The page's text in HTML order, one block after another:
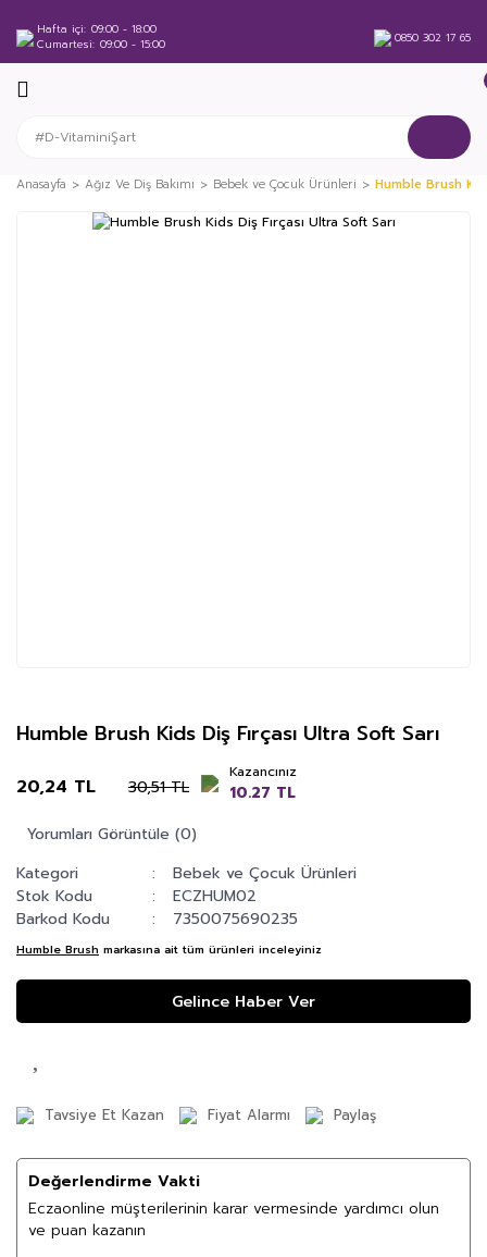
Hafta içi 09:00 - 18:00
Cumartesi 09:00 - 15:00 0850 302 17 65
Anasayfa Ağız Ve Diş Bakımı Bebek ve Çocuk Ürünleri Humble Brush
Humble Brush Kids Diş Fırçası Ultra Soft Sarı
20,24 TL 30,51 TL
Kazancınız
10.27 TL
Yorumları Görüntüle (0)
Kategori
Bebek ve Çocuk Ürünleri
Stok Kodu
ECZHUM02
Barkod Kodu
7350075690235
Humble Brush markasına ait tüm ürünleri inceleyiniz
Gelince Haber Ver
Tavsiye Et Kazan Fiyat Alarmı Paylaş
Değerlendirme Vakti
Eczaonline müşterilerinin karar vermesinde yardımcı olun
ve puan kazanın